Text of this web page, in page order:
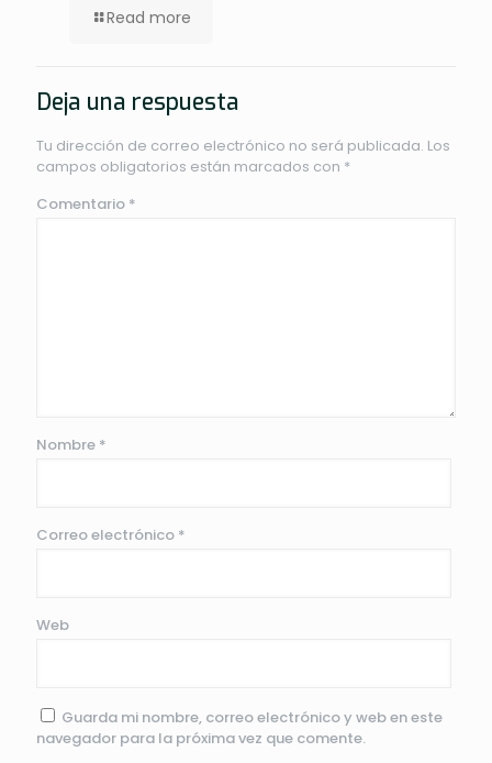
Read more
Deja una respuesta
Tu dirección de correo electrónico no será publicada. Los
campos obligatorios están marcados con *
Comentario *
Nombre *
Correo electrónico *
Web
Guarda mi nombre, correo electrónico y web en este
navegador para la próxima vez que comente.